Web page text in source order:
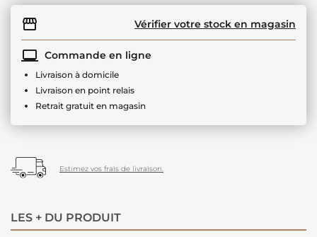
Vérifier votre stock en magasin
Commande en ligne
Livraison à domicile
Livraison en point relais
Retrait gratuit en magasin
Estimez vos frais de livraison.
LES + DU PRODUIT